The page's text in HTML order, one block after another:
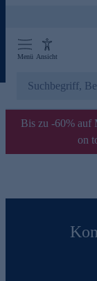
Menü Ansicht
Bis zu -60% auf
on